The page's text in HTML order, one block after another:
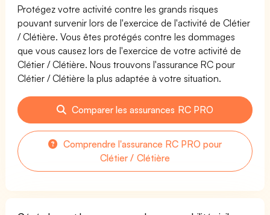
Protégez votre activité contre les grands risques
pouvant survenir lors de l'exercice de l'activité de Clétier
/ Clétière. Vous êtes protégés contre les dommages
que vous causez lors de l'exercice de votre activité de
Clétier / Clétière. Nous trouvons l'assurance RC pour
Clétier / Clétière la plus adaptée à votre situation.
Comparer les assurances RC PRO
Comprendre l'assurance RC PRO pour
Clétier / Clétière